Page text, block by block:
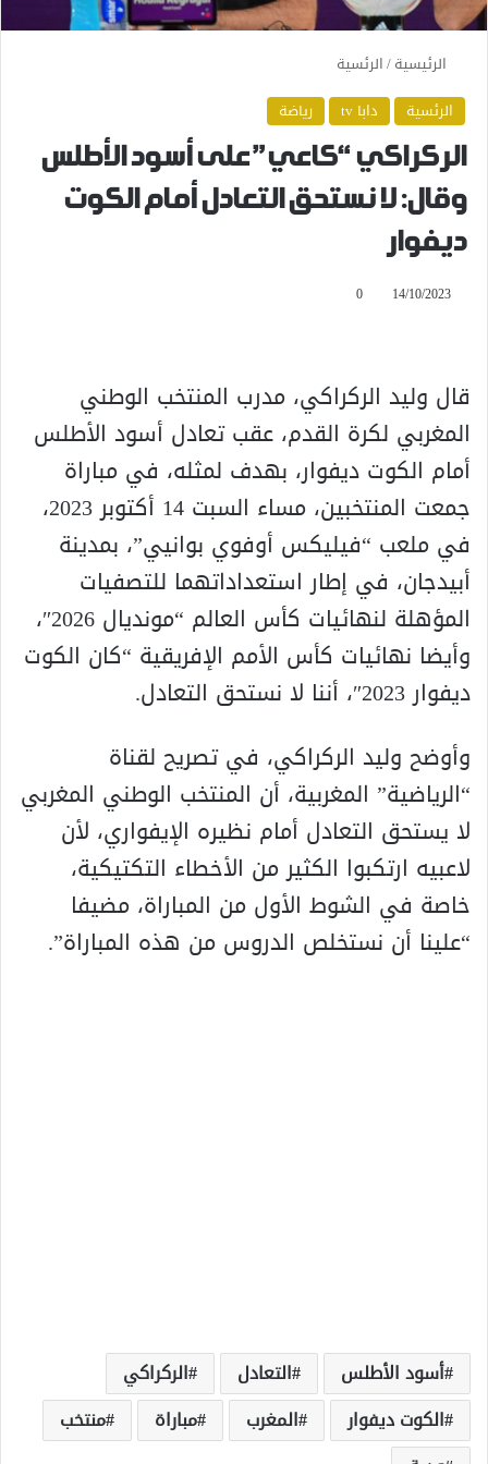
الرئيسية/الرئسية
الرئسية
دابا tv رياضة
الركراكي “كاعي” على أسود الأطلس
وقال: لا نستحق التعادل أمام الكوت
ديفوار
14/10/2023
0
قال وليد الركراكي، مدرب المنتخب الوطني
المغربي لكرة القدم، عقب تعادل أسود الأطلس
أمام الكوت ديفوار، بهدف لمثله، في مباراة
جمعت المنتخبين، مساء السبت 14 أكتوبر 2023،
في ملعب “فيليكس أوفوي بوانيي”، بمدينة
أبيدجان، في إطار استعداداتهما للتصفيات
المؤهلة لنهائيات كأس العالم “مونديال 2026″،
وأيضا نهائيات كأس الأمم الإفريقية “كان الكوت
ديفوار 2023″، أننا لا نستحق التعادل.
وأوضح وليد الركراكي، في تصريح لقناة
“الرياضية” المغربية، أن المنتخب الوطني المغربي
لا يستحق التعادل أمام نظيره الإيفواري، لأن
لاعبيه ارتكبوا الكثير من الأخطاء التكتيكية،
خاصة في الشوط الأول من المباراة، مضيفا
“علينا أن نستخلص الدروس من هذه المباراة”.
أسود الأطلس التعادل
الركراكي
الكوت ديفوار
المغرب مباراة
منتخب